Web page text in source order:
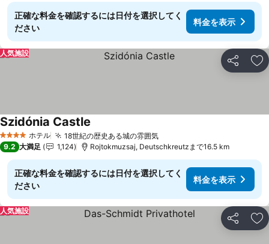
正確な料金を確認するには日付を選択してく
ださい
料金を表示
シェア お
人気施設
4 ホテルのランク
ホテル 18世紀の歴史ある城の雰囲気料金を表示
Szidónia Castle
9.2 大満足 1,124 Rojtokmuzsaj, Deutschkreutzまで16.5 km
正確な料金を確認するには日付を選択してく
ださい
料金を表示
シェア お
人気施設